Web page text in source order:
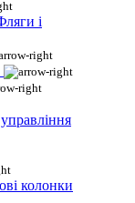
і
колонки